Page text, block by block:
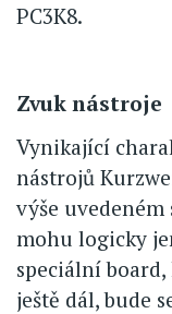
PC3K8.
Zvuk nástroje
Vynikající
nástrojů
výše uvedeném
mohu logicky
speciální
ještě dál, bude